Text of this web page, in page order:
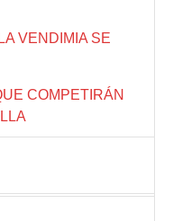
VENDIMIA SE
COMPETIRÁN